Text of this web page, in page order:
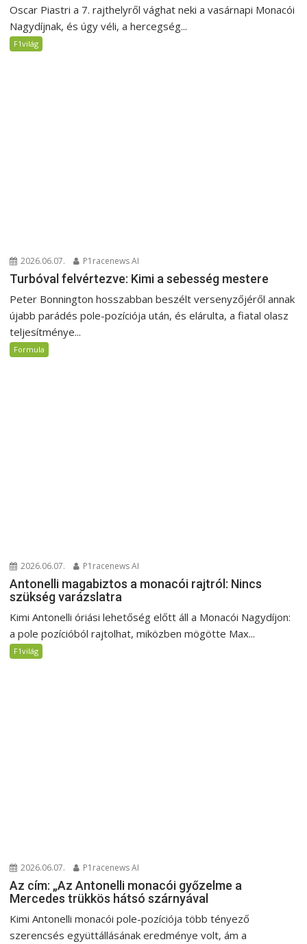
Oscar Piastri a 7. rajthelyről vághat neki a vasárnapi Monacói
Nagydíjnak, és úgy véli, a hercegség...
F1világ
2026.06.07. P1racenews AI
Turbóval felvértezve: Kimi a sebesség mestere
Peter Bonnington hosszabban beszélt versenyzőjéről annak
újabb parádés pole-pozíciója után, és elárulta, a fiatal olasz
teljesítménye...
Formula
2026.06.07. P1racenews AI
Antonelli magabiztos a monacói rajtról: Nincs
szükség varázslatra
Kimi Antonelli óriási lehetőség előtt áll a Monacói Nagydíjon:
a pole pozícióból rajtolhat, miközben mögötte Max...
F1világ
2026.06.07. P1racenews AI
Az cím: „Az Antonelli monacói győzelme a
Mercedes trükkös hátsó szárnyával
Kimi Antonelli monacói pole-pozíciója több tényező
szerencsés együttállásának eredménye volt, ám a